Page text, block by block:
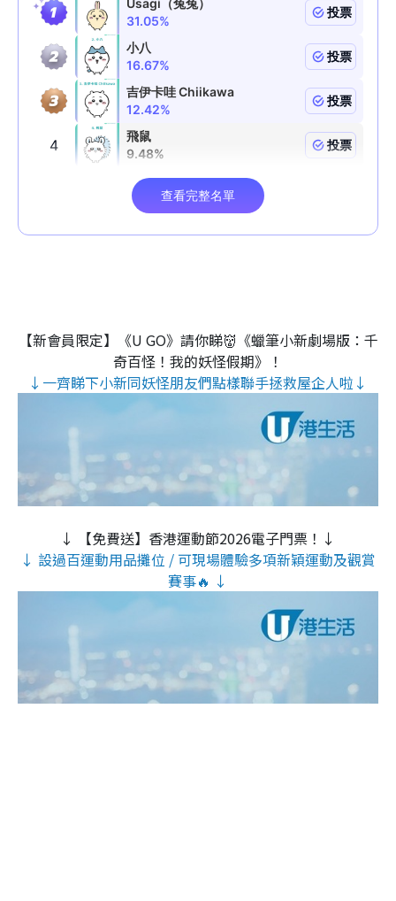
【新會員限定】《U GO》請你睇👹《蠟筆小新劇場版：千
奇百怪！我的妖怪假期》！
↓一齊睇下小新同妖怪朋友們點樣聯手拯救屋企人啦↓
↓ 【免費送】香港運動節2026電子門票！↓
↓ 設過百運動用品攤位 / 可現場體驗多項新穎運動及觀賞
賽事🔥 ↓